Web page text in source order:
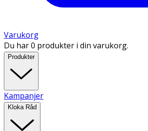
Varukorg
Du har 0 produkter i din varukorg.
Produkter
Kampanjer
Kloka Råd